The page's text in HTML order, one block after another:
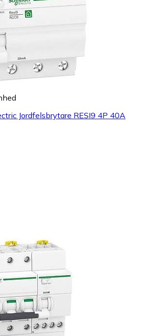
Jordfelsbrytare RESI9 4P 40A